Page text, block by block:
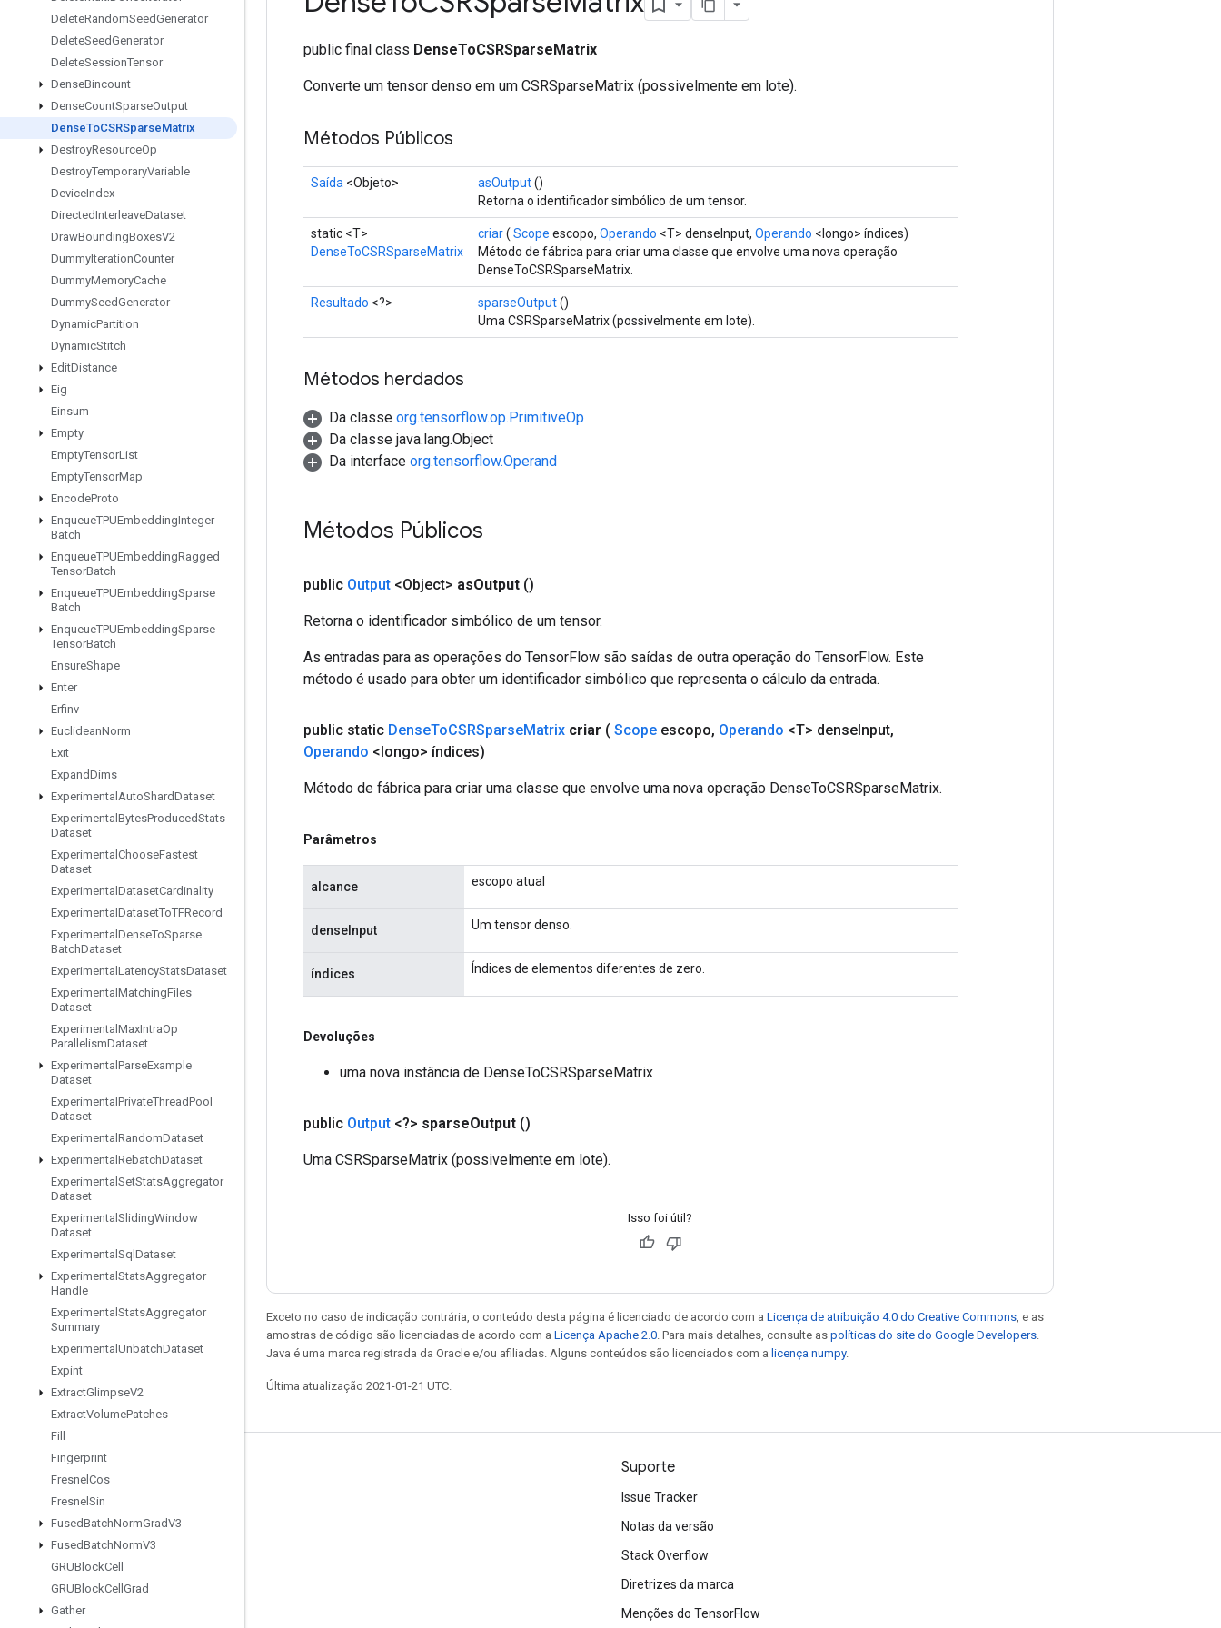
DeleteRandomSeedGenerator
DeleteSeedGenerator
DeleteSessionTensor
DenseBincount
DenseCountSparseOutput
DenseToCSRSparseMatrix
DestroyResourceOp
DestroyTemporaryVariable
DeviceIndex
DirectedInterleaveDataset
DrawBoundingBoxesV2
DummyIterationCounter
DummyMemoryCache
DummySeedGenerator
DynamicPartition
DynamicStitch
EditDistance
Eig
Einsum
Empty
EmptyTensorList
EmptyTensorMap
EncodeProto
EnqueueTPUEmbeddingInteger
Batch
EnqueueTPUEmbeddingRagged
TensorBatch
EnqueueTPUEmbeddingSparse
Batch
EnqueueTPUEmbeddingSparse
TensorBatch
EnsureShape
Enter
Erfinv
EuclideanNorm
Exit
ExpandDims
Experimental AutoShardDataset
Experimental BytesProducedStats
Dataset
Experimental ChooseFastest
Dataset
Experimental DatasetCardinality
Experimental DatasetToTFRecord
Experimental DenseToSparse
BatchDataset
Experimental LatencyStatsDataset
Experimental MatchingFiles
Dataset
Experimental MaxIntraOp
ParallelismDataset
Experimental ParseExample
Dataset
Experimental PrivateThreadPool
Dataset
Experimental RandomDataset
Experimental RebatchDataset
Experimental SetStatsAggregator
Dataset
Experimental SlidingWindow
Dataset
Experimental Sql Dataset
Experimental StatsAggregator
Handle
Experimental StatsAggregator
Summary
Experimental UnbatchDataset
Expint
ExtractGlimpseV2
ExtractVolumePatches
Fill
Fingerprint
Fresnel Cos
Fresnel Sin
FusedBatchNormGradV3
FusedBatchNormV3
GRUBlockCell
GRUBlockCell Grad
Gather
public final class DenseToCSRSparseMatrix
Converte um tensor denso em um CSRSparseMatrix (possivelmente em lote).
Métodos Públicos
Saída <Objeto> asOutput()
Retorna o identificador simbólico de um tensor.
static <T>
DenseToCSRSparseMatrix
criar( Scope escopo, Operando <T> denseInput, Operando <longo> índices)
Método de fábrica para criar uma classe que envolve uma nova operação
DenseToCSRSparseMatrix.
Resultado <?> sparseOutput()
Uma CSRSparseMatrix (possivelmente em lote).
Métodos herdados
Da classe org.tensorflow.op.PrimitiveOp
Da classe java.lang.Object
Da interface org.tensorflow.Operand
Métodos Públicos
public Output <Object> asOutput ()
Retorna o identificador simbólico de um tensor.
As entradas para as operações do TensorFlow são saídas de outra operação do TensorFlow. Este
método é usado para obter um identificador simbólico que representa o cálculo da entrada.
public static DenseToCSRSparseMatrix criar ( Scope escopo, Operando <T> denseInput,
Operando <longo> índices)
Método de fábrica para criar uma classe que envolve uma nova operação DenseToCSRSparseMatrix.
Parâmetros
alcance escopo atual
denseInput Um tensor denso.
índices Índices de elementos diferentes de zero.
Devoluções
uma nova instância de DenseToCSRSparseMatrix
public Output <?> sparseOutput ()
Uma CSRSparseMatrix (possivelmente em lote).
Isso foi útil?
Exceto no caso de indicação contrária, o conteúdo desta página é licenciado de acordo com a Licença de atribuição 4.0 do Creative Commons , e as
amostras de código são licenciadas de acordo com a Licença Apache 2.0 . Para mais detalhes, consulte as políticas do site do Google Developers
Java é uma marca registrada da Oracle e/ou afiliadas. Alguns conteúdos são licenciados com a licença numpy.
Última atualização 2021-01-21 UTC.
Permanecer conectado
Fórum
Twitter
YouTube
Suporte
Issue Tracker
Notas da versão
Stack Overflow
Diretrizes da marca
Menções do TensorFlow